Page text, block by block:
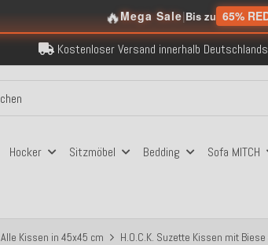
🔥Mega Sale|Bis zu 65%
Kostenloser Versand innerhalb
Über 120.000 erfolgreich
Sicher bezahlen mit Klarna, PayPal &
Hocker Sitzmöbel Bedding Sofa MITCH
Alle Kissen in 45x45 cm H.O.C.K. Suzette Kissen mit